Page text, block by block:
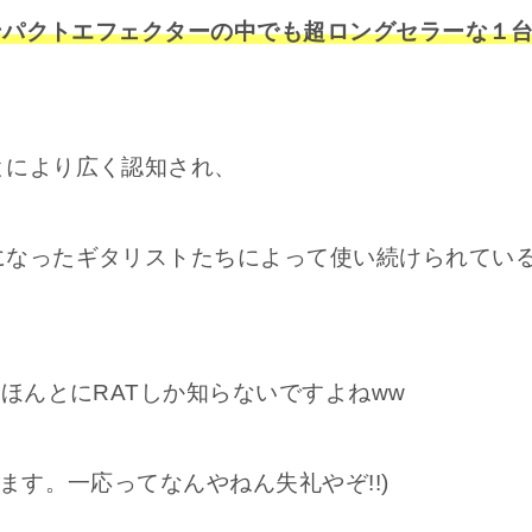
クトエフェクターの中でも超ロングセラーな１
より広く認知され、
ったギタリストたちによって使い続けられてい
んとにRATしか知らないですよねww
す。一応ってなんやねん失礼やぞ!!)